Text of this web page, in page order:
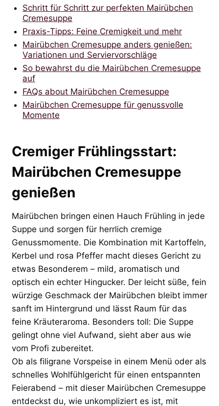
Schritt für Schritt zur perfekten Mairübchen
Cremesuppe
Praxis-Tipps: Feine Cremigkeit und mehr
Mairübchen Cremesuppe anders genießen:
Variationen und Serviervorschläge
So bewahrst du die Mairübchen Cremesuppe
auf
FAQs about Mairübchen Cremesuppe
Mairübchen Cremesuppe für genussvolle
Momente
Cremiger Frühlingsstart:
Mairübchen Cremesuppe
genießen
Mairübchen bringen einen Hauch Frühling in jede
Suppe und sorgen für herrlich cremige
Genussmomente. Die Kombination mit Kartoffeln,
Kerbel und rosa Pfeffer macht dieses Gericht zu
etwas Besonderem – mild, aromatisch und
optisch ein echter Hingucker. Der leicht süße, fein
würzige Geschmack der Mairübchen bleibt immer
sanft im Hintergrund und lässt Raum für das
feine Kräuteraroma. Besonders toll: Die Suppe
gelingt ohne viel Aufwand, sieht aber aus wie
vom Profi zubereitet.
Ob als filigrane Vorspeise in einem Menü oder als
schnelles Wohlfühlgericht für einen entspannten
Feierabend – mit dieser Mairübchen Cremesuppe
entdeckst du, wie unkompliziert es ist, mit